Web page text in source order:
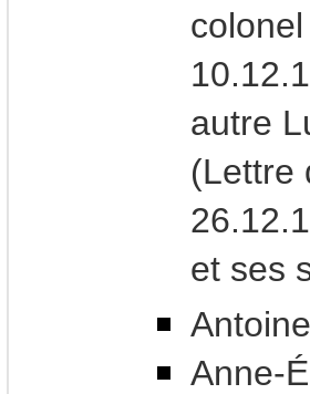
autre
(Lettre
et ses
Anne-